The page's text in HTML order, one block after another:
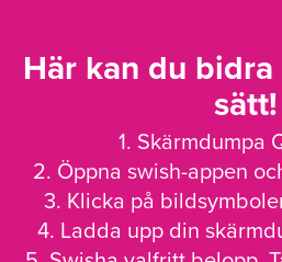
Här kan du
sätt!
1. Skärmdumpa
2. Öppna swish-appen
3. Klicka på
4. Ladda upp din